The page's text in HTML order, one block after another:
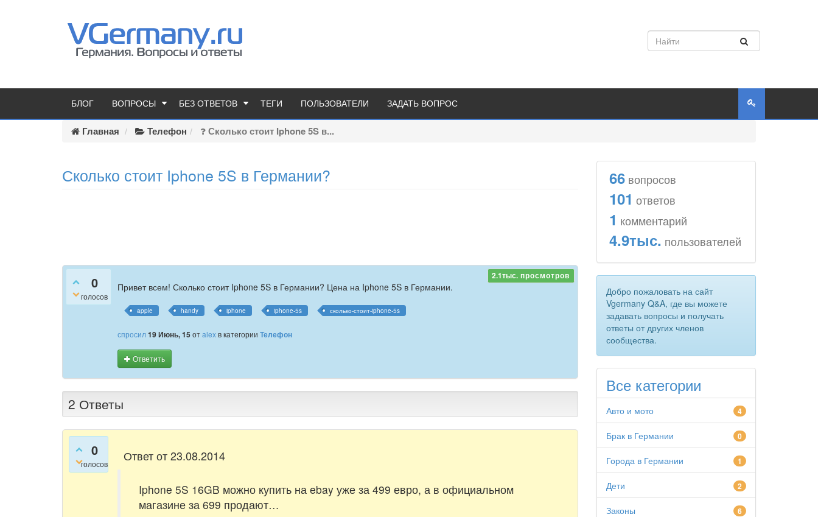
БЛОГ ВОПРОСЫ БЕЗ ОТВЕТОВ ТЕГИ ПОЛЬЗОВАТЕЛИ ЗАДАТЬ ВОПРОС
Главная Телефон Сколько стоит Iphone 5S в...
Сколько стоит Iphone 5S в Германии?
0
голосов
2.1тыс. просмотров
Привет всем! Сколько стоит Iphone 5S в Германии? Цена на Iphone 5S в Германии.
apple handy iphone iphone-5s сколько-стоит-iphone-5s
спросил 19 Июнь, 15 отalexв категории Телефон
Ответить
2 Ответы
0
голосов
Ответ от 23.08.2014
Iphone 5S 16GB можно купить на ebay уже за 499 евро, а в официальном
магазине за 699 продают…
66вопросов
101 ответов
1 комментарий
4.9тыс. пользователей
Добро пожаловать на сайт
Vgermany Q&A, где вы можете
задавать вопросы и получать
ответы от других членов
сообщества.
Все категории
Авто и мото 4
Брак в Германии 0
Города в Германии 1
Дети 2
Законы 6